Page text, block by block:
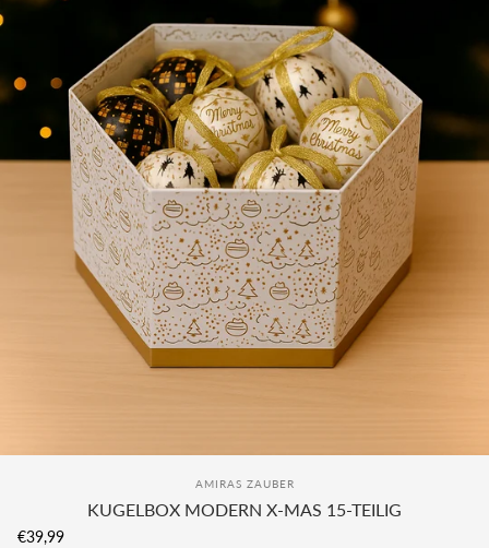
Anbieter:
AMIRAS ZAUBER
KUGELBOX MODERN X-MAS 15-TEILIG
€39,99